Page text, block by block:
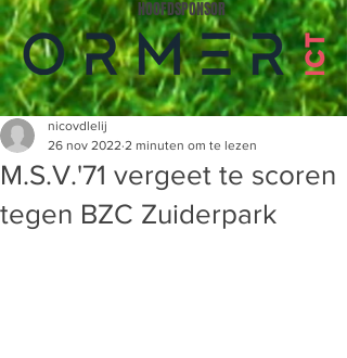
HOOFDSPONSOR
M.S.V.'71 vergeet te scoren
tegen BZC Zuiderpark
nicovdlelij
26 nov 2022 2 minuten om te lezen